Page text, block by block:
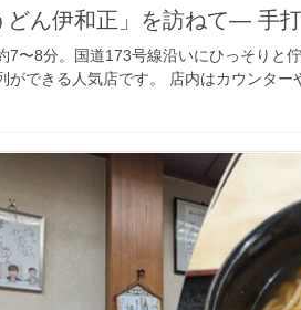
どん伊和正」を訪ねて— 手
7〜8分。国道173号線沿いにひっそりと
ができる人気店です。 店内はカウンタ